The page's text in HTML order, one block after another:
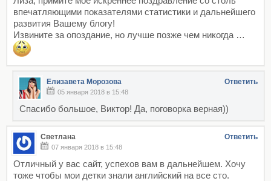
впечатляющими показателями статистики и дальнейшего
развития Вашему блогу!
Извините за опоздание, но лучше позже чем никогда …
Елизавета Морозова Ответить
05 января 2018 в 15:48
Спасибо большое, Виктор! Да, поговорка верная))
Светлана Ответить
07 января 2018 в 15:48
Отличный у вас сайт, успехов вам в дальнейшем. Хочу
тоже чтобы мои детки знали английский на все сто.